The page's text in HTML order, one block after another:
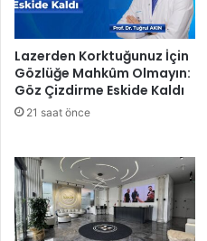
l
r
i
n
i
ç
z
ü
m
e
k
a
e
l
e
v
r
K
a
s
Lazerden Korktuğunuz İçin
Gözlüğe Mahkûm Olmayın:
Göz Çizdirme Eskide Kaldı
21 saat önce